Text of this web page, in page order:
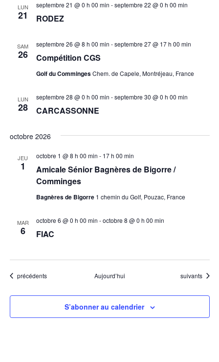
LUN
21 RODEZ
septembre 21 @ 0 h 00 min -septembre 22 @ 0 h 00 min
SAM
26 Compétition CGS
septembre 26 @ 8 h 00 min -septembre 27 @ 17 h 00 min
Golf du CommingesChem. de Capele, Montréjeau, France
LUN
28 CARCASSONNE
septembre 28 @ 0 h 00 min -septembre 30 @ 0 h 00 min
octobre 2026
JEU
1
Amicale Sénior Bagnères de Bigorre /
Comminges
octobre 1 @ 8 h 00 min - 17 h 00 min
Bagnères de Bigorre 1 chemin du Golf, Pouzac, France
MAR
6 FIAC
octobre 6 @ 0 h 00 min -octobre 8 @ 0 h 00 min
Évènements
précédents Aujourd’hui Évènements
suivants
S’abonner au calendrier